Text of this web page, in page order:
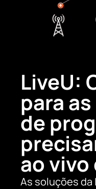
LiveU:
para
de
ao
As soluções da